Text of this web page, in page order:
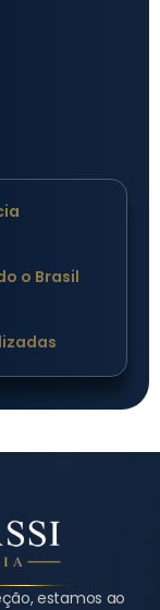
o Brasil
estamos ao